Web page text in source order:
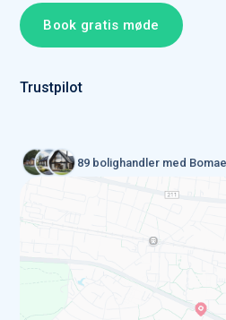
Book gratis møde
Trustpilot
89 bolighandler med